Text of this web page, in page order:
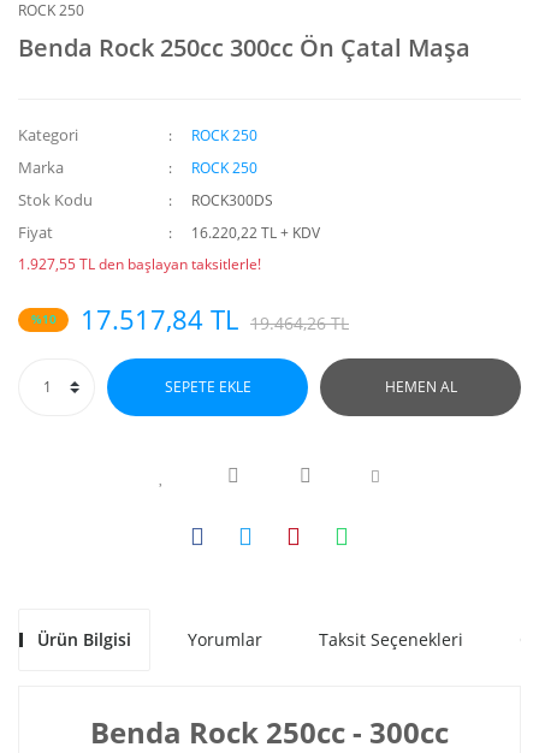
ROCK 250
Benda Rock 250cc 300cc Ön Çatal Maşa
Kategori ROCK 250
Marka ROCK 250
Stok Kodu ROCK300DS
Fiyat
16.220,22 TL + KDV
1.927,55 TL den başlayan taksitlerle!
%10 17.517,84 TL 19.464,26 TL
SEPETE EKLE HEMEN AL
Ürün Bilgisi Yorumlar Taksit Seçenekleri
Benda Rock 250cc - 300cc